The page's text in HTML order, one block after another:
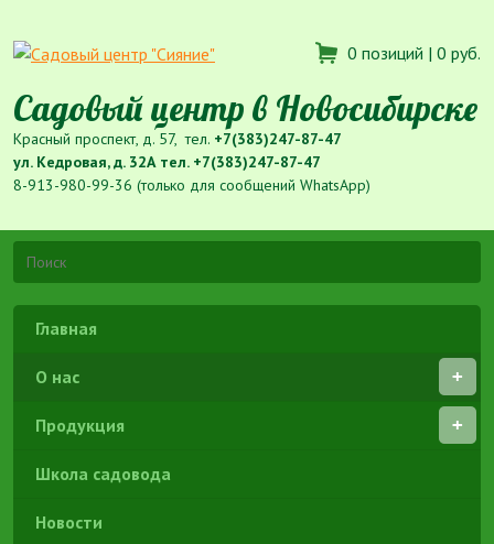
0 позиций | 0 руб.
Садовый центр в Новосибирске
Красный проспект, д. 57, тел. +7(383)247-87-47
ул. Кедровая, д. 32А тел. +7(383)247-87-47
8-913-980-99-36 (только для сообщений WhatsApp)
Главная
О нас
Продукция
Школа садовода
Новости